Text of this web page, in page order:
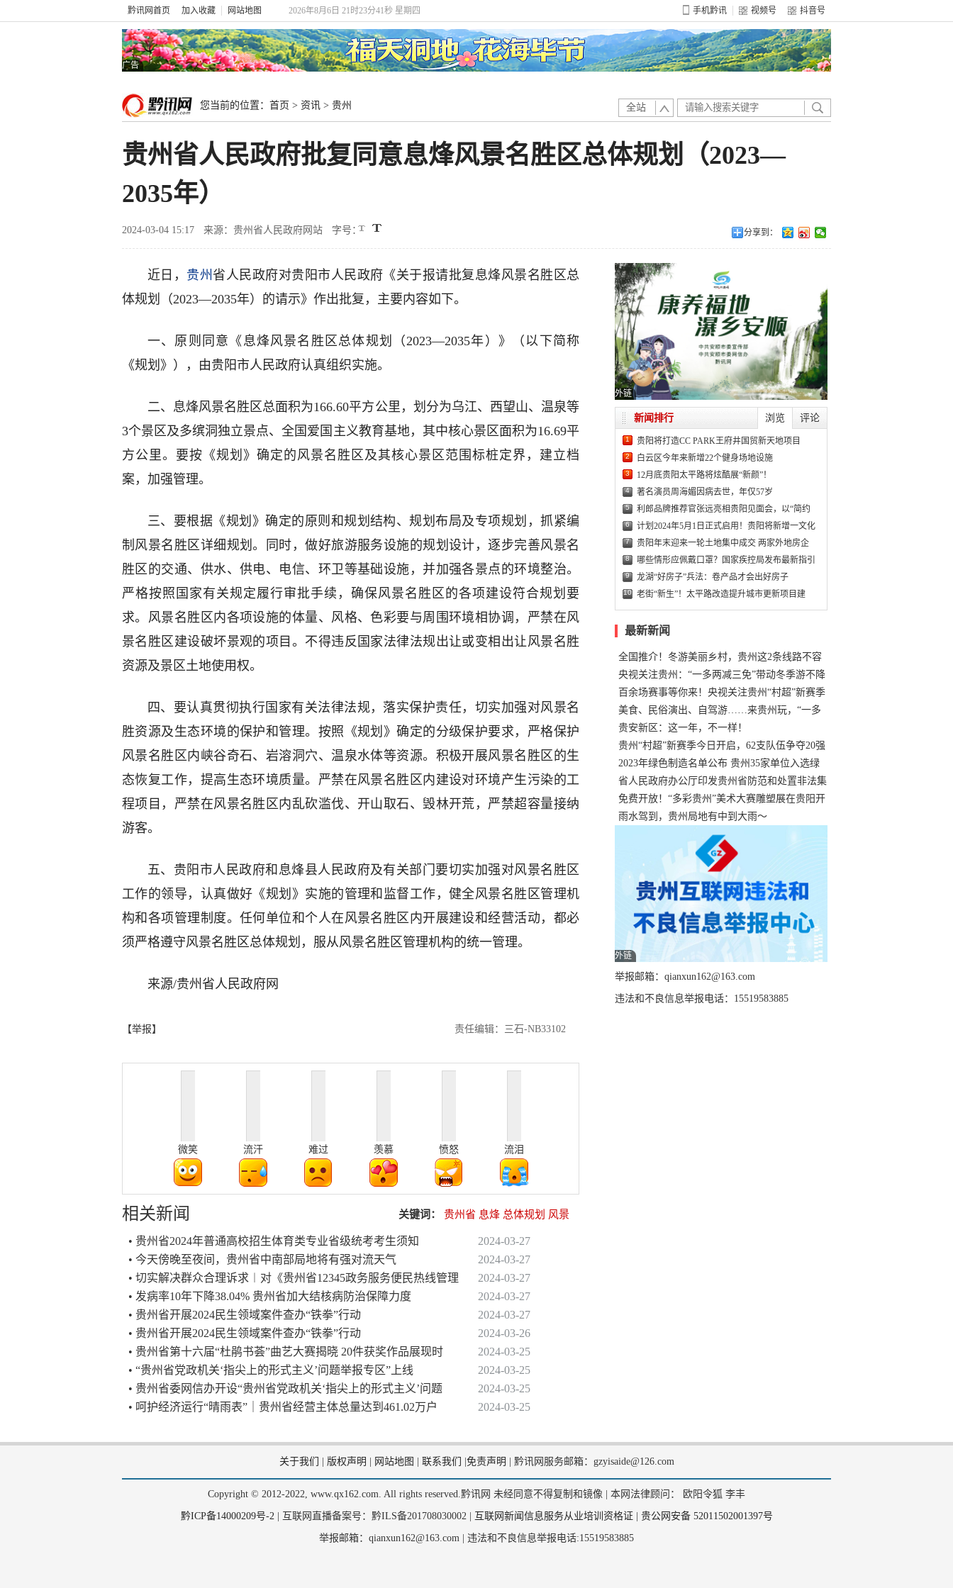
黔讯网首页 加入收藏 网站地图 2026年8月6日 21时23分42秒 星期四 手机黔讯 视频号 抖音号
广告
您当前的位置： 首页 > 资讯 > 贵州 全站
贵州省人民政府批复同意息烽风景名胜区总体规划（2023—
2035年）
2024-03-04 15:17 来源：贵州省人民政府网站 字号： 分享到：
近日， 贵州省人民政府对贵阳市人民政府《关于报请批复息烽风景名胜区总
体规划（2023—2035年）的请示》作出批复，主要内容如下。
一、原则同意《息烽风景名胜区总体规划（2023—2035年）》（以下简称
《规划》），由贵阳市人民政府认真组织实施。
二、息烽风景名胜区总面积为166.60平方公里，划分为乌江、西望山、温泉等
3个景区及多缤洞独立景点、全国爱国主义教育基地，其中核心景区面积为16.69平
方公里。要按《规划》确定的风景名胜区及其核心景区范围标桩定界，建立档
案，加强管理。
三、要根据《规划》确定的原则和规划结构、规划布局及专项规划，抓紧编
制风景名胜区详细规划。同时，做好旅游服务设施的规划设计，逐步完善风景名
胜区的交通、供水、供电、电信、环卫等基础设施，并加强各景点的环境整治。
严格按照国家有关规定履行审批手续，确保风景名胜区的各项建设符合规划要
求。风景名胜区内各项设施的体量、风格、色彩要与周围环境相协调，严禁在风
景名胜区建设破坏景观的项目。不得违反国家法律法规出让或变相出让风景名胜
资源及景区土地使用权。
四、要认真贯彻执行国家有关法律法规，落实保护责任，切实加强对风景名
胜资源及生态环境的保护和管理。按照《规划》确定的分级保护要求，严格保护
风景名胜区内峡谷奇石、岩溶洞穴、温泉水体等资源。积极开展风景名胜区的生
态恢复工作，提高生态环境质量。严禁在风景名胜区内建设对环境产生污染的工
程项目，严禁在风景名胜区内乱砍滥伐、开山取石、毁林开荒，严禁超容量接纳
游客。
五、贵阳市人民政府和息烽县人民政府及有关部门要切实加强对风景名胜区
工作的领导，认真做好《规划》实施的管理和监督工作，健全风景名胜区管理机
构和各项管理制度。任何单位和个人在风景名胜区内开展建设和经营活动，都必
须严格遵守风景名胜区总体规划，服从风景名胜区管理机构的统一管理。
来源/贵州省人民政府网
【举报】 责任编辑：三石-NB33102
微笑 流汗 难过 羡慕 愤怒 流泪
相关新闻 关键词： 贵州省 息烽 总体规划 风景
• 贵州省2024年普通高校招生体育类专业省级统考考生须知
2024-03-27
• 今天傍晚至夜间，贵州省中南部局地将有强对流天气
2024-03-27
• 切实解决群众合理诉求︱对《贵州省12345政务服务便民热线管理
2024-03-27
• 发病率10年下降38.04% 贵州省加大结核病防治保障力度
2024-03-27
• 贵州省开展2024民生领域案件查办“铁拳”行动
2024-03-27
• 贵州省开展2024民生领域案件查办“铁拳”行动
2024-03-26
• 贵州省第十六届“杜鹃书荟”曲艺大赛揭晓 20件获奖作品展现时
2024-03-25
• “贵州省党政机关‘指尖上的形式主义’问题举报专区”上线
2024-03-25
• 贵州省委网信办开设“贵州省党政机关‘指尖上的形式主义’问题
2024-03-25
• 呵护经济运行“晴雨表”｜贵州省经营主体总量达到461.02万户
2024-03-25
外链
浏览 评论
新闻排行
1 贵阳将打造CC PARK王府井国贸新天地项目
2 白云区今年来新增22个健身场地设施
3 12月底贵阳太平路将炫酷展“新颜”！
4 著名演员周海媚因病去世，年仅57岁
5 利郎品牌推荐官张远亮相贵阳见面会，以“简约
6 计划2024年5月1日正式启用！贵阳将新增一文化
7 贵阳年末迎来一轮土地集中成交 两家外地房企
8 哪些情形应佩戴口罩？国家疾控局发布最新指引
9 龙湖“好房子”兵法：卷产品才会出好房子
10 老街“新生”！太平路改造提升城市更新项目建
最新新闻
全国推介！冬游美丽乡村，贵州这2条线路不容
错过
央视关注贵州：“一多两减三免”带动冬季游不降
温
百余场赛事等你来！央视关注贵州“村超”新赛季
正式“打响”
美食、民俗演出、自驾游……来贵州玩，“一多
两减三免”！
贵安新区：这一年，不一样！
贵州“村超”新赛季今日开启，62支队伍争夺20强
名额
2023年绿色制造名单公布 贵州35家单位入选绿
色工厂
省人民政府办公厅印发贵州省防范和处置非法集
资工作实施细则
免费开放！“多彩贵州”美术大赛雕塑展在贵阳开
展，持续至1月19日
雨水驾到，贵州局地有中到大雨～
外链
举报邮箱：qianxun162@163.com
违法和不良信息举报电话：15519583885
关于我们 版权声明 网站地图 联系我们 免责声明 黔讯网服务邮箱：gzyisaide@126.com
Copyright © 2012-2022, www.qx162.com. All rights reserved.黔讯网 未经同意不得复制和镜像 | 本网法律顾问： 欧阳令狐 李丰
黔ICP备14000209号-2| 互联网直播备案号：黔ILS备201708030002 | 互联网新闻信息服务从业培训资格证 贵公网安备 52011502001397号
举报邮箱：qianxun162@163.com | 违法和不良信息举报电话:15519583885